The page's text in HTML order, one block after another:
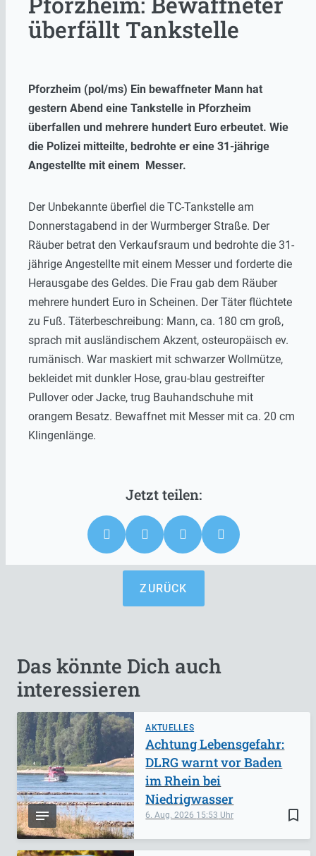
überfällt Tankstelle
Pforzheim (pol/ms) Ein bewaffneter Mann hat
gestern Abend eine Tankstelle in Pforzheim
überfallen und mehrere hundert Euro erbeutet. Wie
die Polizei mitteilte, bedrohte er eine 31-jährige
Angestellte mit einem Messer.
Der Unbekannte überfiel die TC-Tankstelle am
Donnerstagabend in der Wurmberger Straße. Der
Räuber betrat den Verkaufsraum und bedrohte die 31-
jährige Angestellte mit einem Messer und forderte die
Herausgabe des Geldes. Die Frau gab dem Räuber
mehrere hundert Euro in Scheinen. Der Täter flüchtete
zu Fuß. Täterbeschreibung: Mann, ca. 180 cm groß,
sprach mit ausländischem Akzent, osteuropäisch ev.
rumänisch. War maskiert mit schwarzer Wollmütze,
bekleidet mit dunkler Hose, grau-blau gestreifter
Pullover oder Jacke, trug Bauhandschuhe mit
orangem Besatz. Bewaffnet mit Messer mit ca. 20 cm
Klingenlänge.
ZURÜCK
Das könnte Dich auch
interessieren
AKTUELLES
bookmark_border
6. Aug. 2026 15:53
Achtung Lebensgefahr:
DLRG warnt vor Baden
im Rhein bei
Niedrigwasser